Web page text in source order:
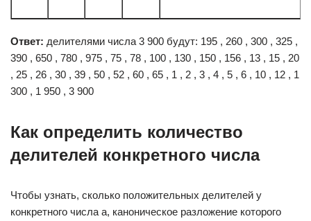
Ответ: делителями числа 3 900 будут: 195 , 260 , 300 , 325 ,
390 , 650 , 780 , 975 , 75 , 78 , 100 , 130 , 150 , 156 , 13 , 15 , 20
, 25 , 26 , 30 , 39 , 50 , 52 , 60 , 65 , 1 , 2 , 3 , 4 , 5 , 6 , 10 , 12 , 1
300 , 1 950 , 3 900
Как определить количество
делителей конкретного числа
Чтобы узнать, сколько положительных делителей у
конкретного числа a, каноническое разложение которого